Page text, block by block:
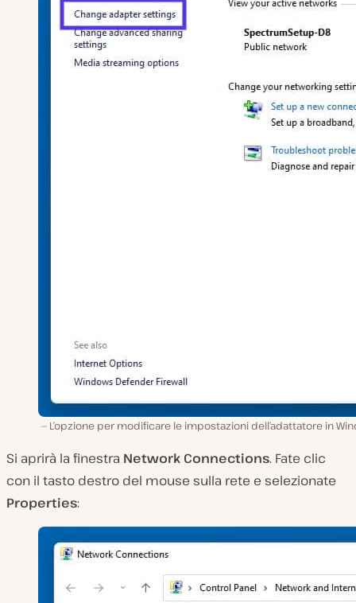
L’opzione per modificare le impostazioni dell’adattatore in
Si aprirà la finestra Network Connections. Fate clic
con il tasto destro del mouse sulla rete e selezionate
Properties: